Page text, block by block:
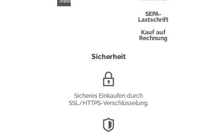
SEPA-
Lastschrift
Kauf auf
Rechnung
Sicherheit
Sicheres Einkaufen durch
SSL/HTTPS-Verschlüsselung.